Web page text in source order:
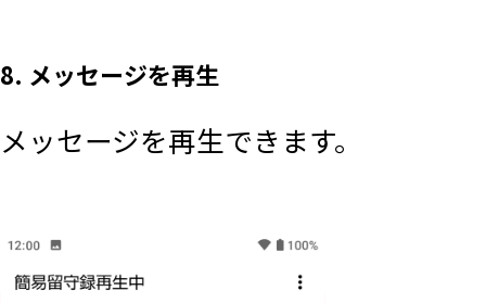
8. メッセージを再生
メッセージを再生できます。